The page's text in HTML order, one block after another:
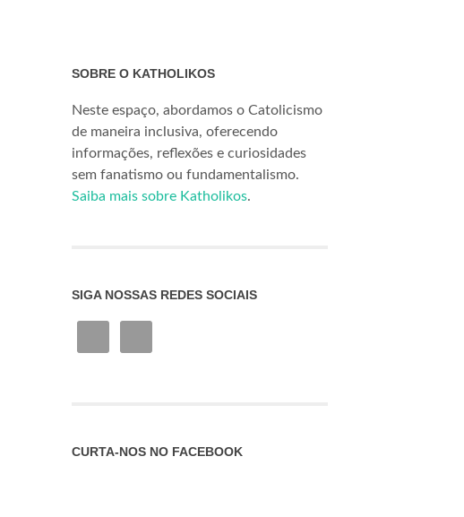
SOBRE O KATHOLIKOS
Neste espaço, abordamos o Catolicismo
de maneira inclusiva, oferecendo
informações, reflexões e curiosidades
sem fanatismo ou fundamentalismo.
Saiba mais sobre Katholikos.
SIGA NOSSAS REDES SOCIAIS
CURTA-NOS NO FACEBOOK